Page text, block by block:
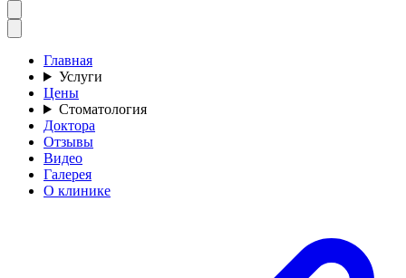
Главная
Услуги
Цены
Стоматология
Доктора
Отзывы
Видео
Галерея
О клинике